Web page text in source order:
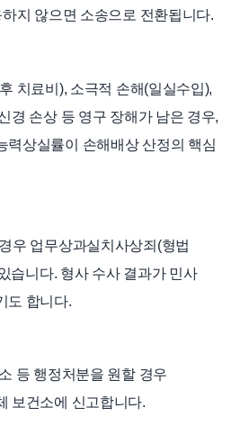
지 않으면 소송으로 전환됩니다.
치료비), 소극적 손해(일실수입),
경 손상 등 영구 장해가 남은 경우,
력상실률이 손해배상 산정의 핵심
우 업무상과실치사상죄(형법
습니다. 형사 수사 결과가 민사
도 합니다.
등 행정처분을 원할 경우
보건소에 신고합니다.